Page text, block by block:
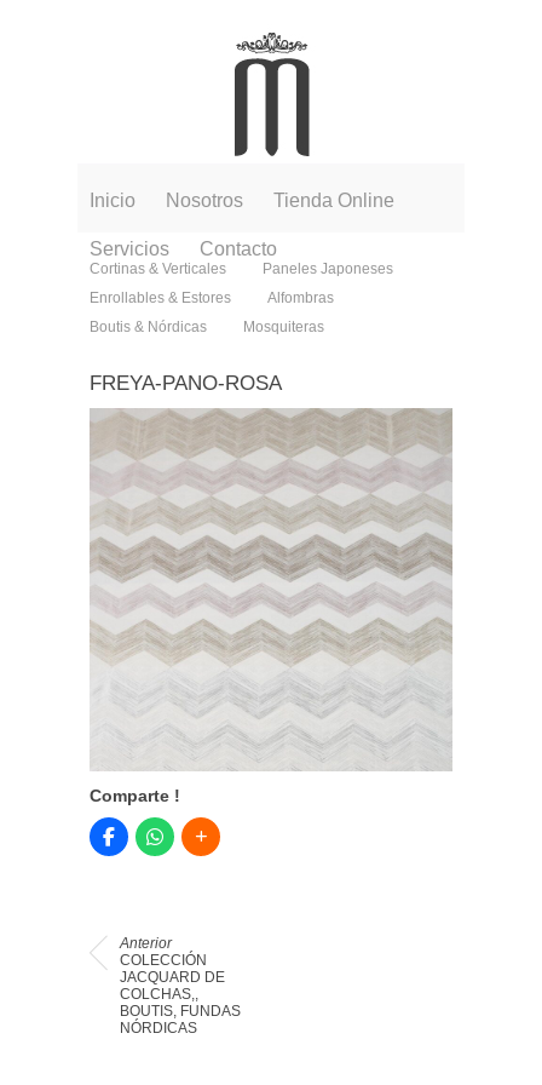
Inicio Nosotros Tienda Online
Servicios Contacto
Cortinas & Verticales
Paneles Japoneses
Enrollables & Estores
Alfombras
Boutis & Nórdicas
Mosquiteras
FREYA-PANO-ROSA
Comparte !
Anterior
COLECCIÓN
JACQUARD DE
COLCHAS,,
BOUTIS, FUNDAS
NÓRDICAS